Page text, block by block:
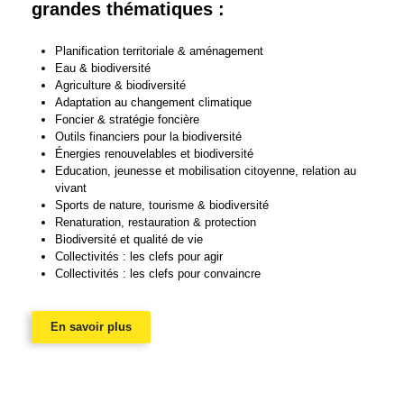
grandes thématiques :
Planification territoriale & aménagement
Eau & biodiversité
Agriculture & biodiversité
Adaptation au changement climatique
Foncier & stratégie foncière
Outils financiers pour la biodiversité
Énergies renouvelables et biodiversité
Education, jeunesse et mobilisation citoyenne, relation au
vivant
Sports de nature, tourisme & biodiversité
Renaturation, restauration & protection
Biodiversité et qualité de vie
Collectivités : les clefs pour agir
Collectivités : les clefs pour convaincre
En savoir plus